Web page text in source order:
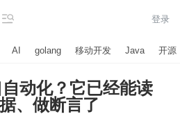
 登录
AI golang 移动开发 Java 开源
动化？它已经能读
、做断言了